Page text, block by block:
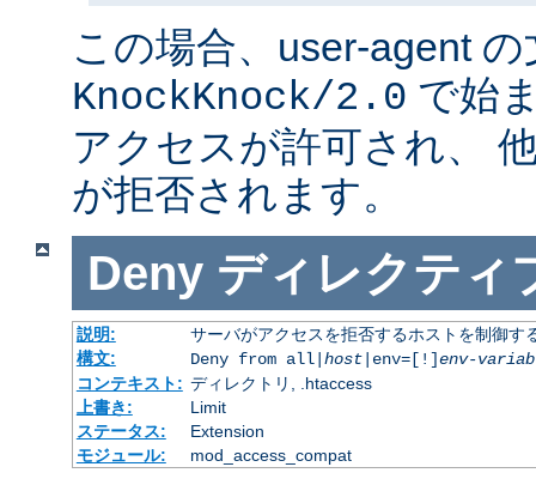
この場合、user-agent
KnockKnock/2.0 で始
アクセスが許可され、
が拒否されます。
Deny ディレクティ
説明:
サーバがアクセスを拒否するホストを制御す
構文:
Deny from all| host|env=[!]env-
コンテキスト: ディレクトリ, .htaccess
上書き:
Limit
ステータス:
Extension
モジュール:
mod_access_compat